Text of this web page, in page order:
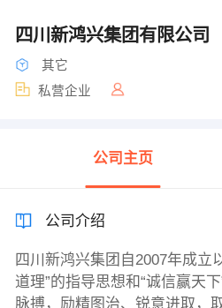
四川新鸿兴集团有限公司
其它
私营企业
公司主页
公司介绍
四川新鸿兴集团自2007年成立
道理”的指导思想和“诚信赢天
脉搏，励精图治、锐意进取，